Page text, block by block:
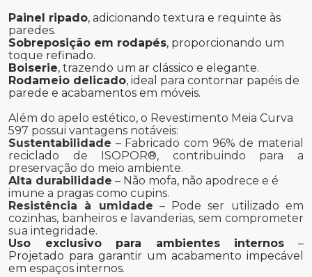
Painel ripado, adicionando textura e requinte às
paredes.
Sobreposição em rodapés, proporcionando um
toque refinado.
Boiserie, trazendo um ar clássico e elegante.
Rodameio delicado, ideal para contornar papéis de
parede e acabamentos em móveis.
Além do apelo estético, o Revestimento Meia Curva
597 possui vantagens notáveis:
Sustentabilidade – Fabricado com 96% de material
reciclado de ISOPOR®, contribuindo para a
preservação do meio ambiente.
Alta durabilidade – Não mofa, não apodrece e é
imune a pragas como cupins.
Resistência à umidade – Pode ser utilizado em
cozinhas, banheiros e lavanderias, sem comprometer
sua integridade.
Uso exclusivo para ambientes internos –
Projetado para garantir um acabamento impecável
em espaços internos.